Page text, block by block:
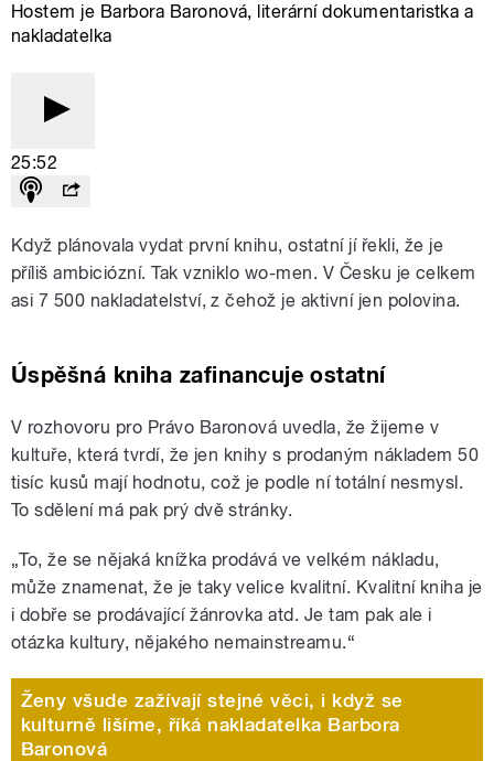
Hostem je Barbora Baronová, literární dokumentaristka a
nakladatelka
25:52
Když plánovala vydat první knihu, ostatní jí řekli, že je
příliš ambiciózní. Tak vzniklo wo-men. V Česku je celkem
asi 7 500 nakladatelství, z čehož je aktivní jen polovina.
Úspěšná kniha zafinancuje ostatní
V rozhovoru pro Právo Baronová uvedla, žežijeme v
kultuře, která tvrdí, že jen knihy s prodaným nákladem 50
tisíc kusů mají hodnotu, což je podle ní totální nesmysl.
To sdělení má pak prý dvě stránky.
„To, že se nějaká knížka prodává ve velkém nákladu,
může znamenat, že je taky velice kvalitní. Kvalitní kniha je
i dobře se prodávající žánrovka atd. Je tam pak ale i
otázka kultury, nějakého nemainstreamu.“
Ženy všude zažívají stejné věci, i když se
kulturně lišíme, říká nakladatelka Barbora
Baronová